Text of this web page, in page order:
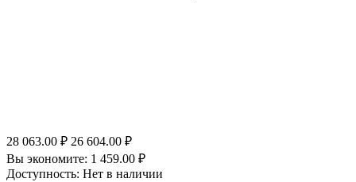
28 063.00 ₽ 26 604.00 ₽
Вы экономите: 1 459.00 ₽
Доступность: Нет в наличии